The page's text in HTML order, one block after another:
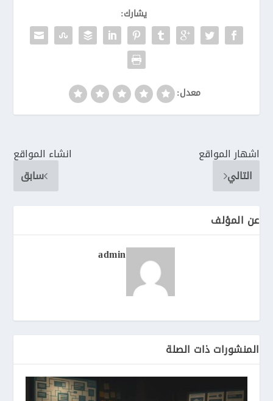
يشارك:
معدل:
انشاء المواقع
سابق
اشهار المواقع
التالي
عن المؤلف
admin
المنشورات ذات الصلة